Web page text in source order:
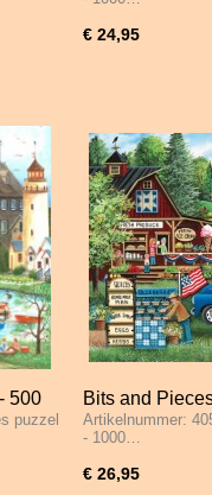
€ 24,95
500
puzzel
Bits and
Summer -
Artikelnummer:
- 1000…
€ 26,95